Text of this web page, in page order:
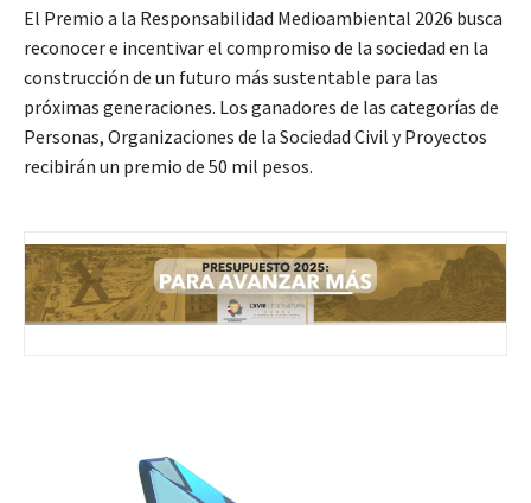
El Premio a la Responsabilidad Medioambiental 2026 busca
reconocer e incentivar el compromiso de la sociedad en la
construcción de un futuro más sustentable para las
próximas generaciones. Los ganadores de las categorías de
Personas, Organizaciones de la Sociedad Civil y Proyectos
recibirán un premio de 50 mil pesos.